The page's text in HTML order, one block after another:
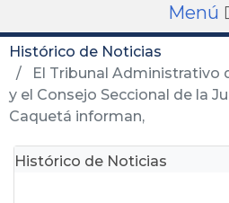
Menú
Histórico de Noticias
El Tribunal Administrativo
y el Consejo Seccional de la
Caquetá informan,
Histórico de Noticias